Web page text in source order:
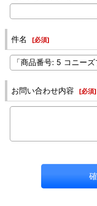
件名 [必須]
お問い合わせ内容 [必須]